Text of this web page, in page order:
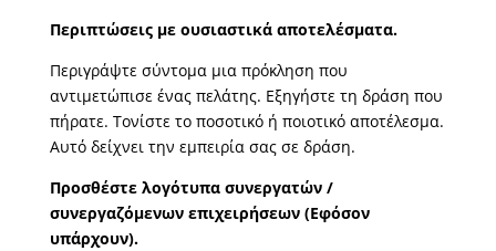
Περιπτώσεις με ουσιαστικά αποτελέσματα.
Περιγράψτε σύντομα μια πρόκληση που
αντιμετώπισε ένας πελάτης. Εξηγήστε τη δράση που
πήρατε. Τονίστε το ποσοτικό ή ποιοτικό αποτέλεσμα.
Αυτό δείχνει την εμπειρία σας σε δράση.
Προσθέστε λογότυπα συνεργατών /
συνεργαζόμενων επιχειρήσεων (Εφόσον
υπάρχουν).